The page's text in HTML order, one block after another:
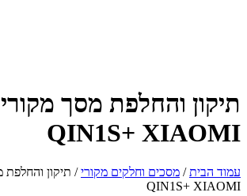
תיקון והחלפת מסך
QIN1S+ XIAOMI
עמוד הבית/ מסכים וחלקים מקורי/ תיקון והחלפת
QIN1S+ XIAOMI